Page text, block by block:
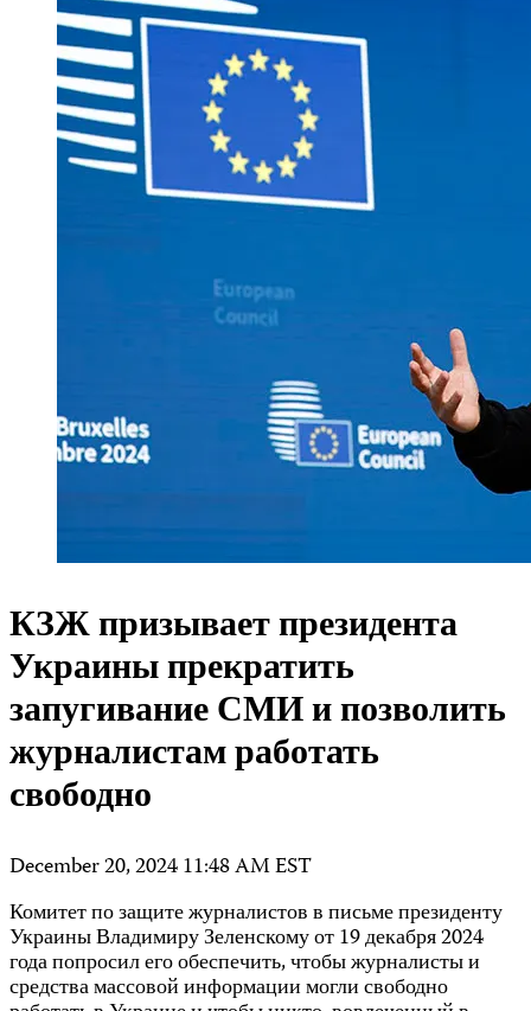
КЗЖ призывает президента
Украины прекратить
запугивание СМИ и позволить
журналистам работать
свободно
December 20, 2024 11:48 AM EST
Комитет по защите журналистов в письме президенту
Украины Владимиру Зеленскому от 19 декабря 2024
года попросил его обеспечить, чтобы журналисты и
средства массовой информации могли свободно